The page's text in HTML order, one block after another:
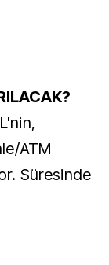
ATM
Süresinde